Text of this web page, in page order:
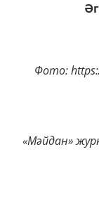
Фото:
«Мәйдан»